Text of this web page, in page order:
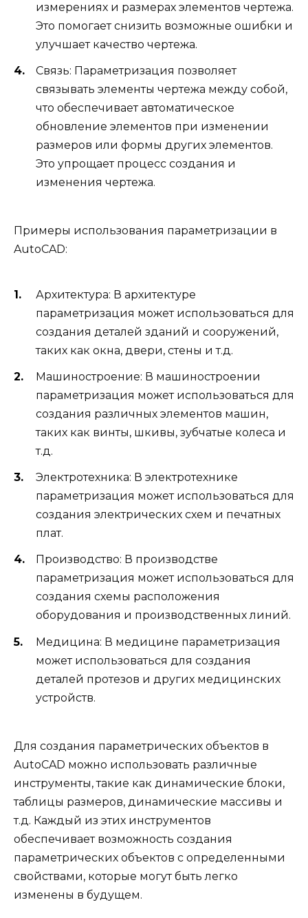
измерениях и размерах элементов чертежа.
Это помогает снизить возможные ошибки и
улучшает качество чертежа.
Связь: Параметризация позволяет
связывать элементы чертежа между собой,
что обеспечивает автоматическое
обновление элементов при изменении
размеров или формы других элементов.
Это упрощает процесс создания и
изменения чертежа.
Примеры использования параметризации в
AutoCAD:
Архитектура: В архитектуре
параметризация может использоваться для
создания деталей зданий и сооружений,
таких как окна, двери, стены и т.д.
Машиностроение: В машиностроении
параметризация может использоваться для
создания различных элементов машин,
таких как винты, шкивы, зубчатые колеса и
т.д.
Электротехника: В электротехнике
параметризация может использоваться для
создания электрических схем и печатных
плат.
Производство: В производстве
параметризация может использоваться для
создания схемы расположения
оборудования и производственных линий.
Медицина: В медицине параметризация
может использоваться для создания
деталей протезов и других медицинских
устройств.
Для создания параметрических объектов в
AutoCAD можно использовать различные
инструменты, такие как динамические блоки,
таблицы размеров, динамические массивы и
т.д. Каждый из этих инструментов
обеспечивает возможность создания
параметрических объектов с определенными
свойствами, которые могут быть легко
изменены в будущем.